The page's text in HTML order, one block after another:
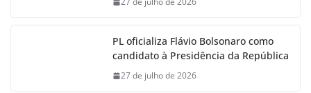
PL oficializa Flávio Bolsonaro como
candidato à Presidência da República
27 de julho de 2026